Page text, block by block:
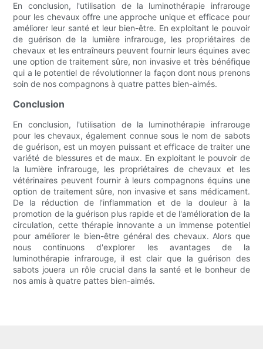
En conclusion, l'utilisation de la luminothérapie infrarouge
pour les chevaux offre une approche unique et efficace pour
améliorer leur santé et leur bien-être. En exploitant le pouvoir
de guérison de la lumière infrarouge, les propriétaires de
chevaux et les entraîneurs peuvent fournir leurs équines avec
une option de traitement sûre, non invasive et très bénéfique
qui a le potentiel de révolutionner la façon dont nous prenons
soin de nos compagnons à quatre pattes bien-aimés.
Conclusion
En conclusion, l'utilisation de la luminothérapie infrarouge
pour les chevaux, également connue sous le nom de sabots
de guérison, est un moyen puissant et efficace de traiter une
variété de blessures et de maux. En exploitant le pouvoir de
la lumière infrarouge, les propriétaires de chevaux et les
vétérinaires peuvent fournir à leurs compagnons équins une
option de traitement sûre, non invasive et sans médicament.
De la réduction de l'inflammation et de la douleur à la
promotion de la guérison plus rapide et de l'amélioration de la
circulation, cette thérapie innovante a un immense potentiel
pour améliorer le bien-être général des chevaux. Alors que
nous continuons d'explorer les avantages de la
luminothérapie infrarouge, il est clair que la guérison des
sabots jouera un rôle crucial dans la santé et le bonheur de
nos amis à quatre pattes bien-aimés.